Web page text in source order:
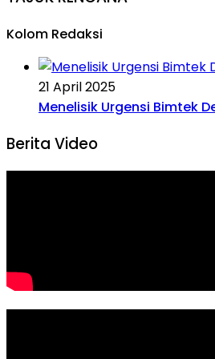
Kolom Redaksi
21 April 2025
Menelisik Urgensi Bimtek
Berita Video